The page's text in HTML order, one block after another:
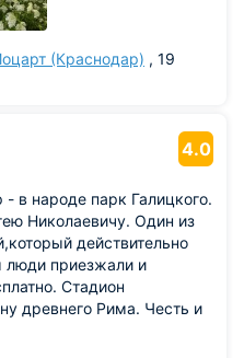
(Краснодар) , 19
4.0
в народе парк Галицкого.
Николаевичу. Один из
действительно
люди приезжали и
Стадион
древнего Рима. Честь и